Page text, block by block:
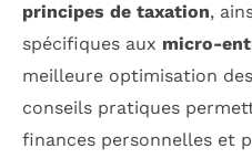
principes de taxation,
spécifiques aux micro-
meilleure optimisation
conseils pratiques
finances personnelles et